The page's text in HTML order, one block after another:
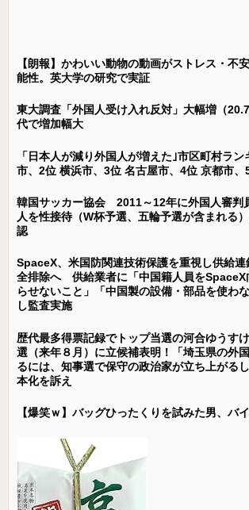
【朗報】かわいい動物の動画がストレス・不
能性。英大学の研究で実証
東大調査「外国人受け入れ反対」大幅増（
代で増加幅大
「日本人が減り外国人が増えた｣市区町村ラ
市、2位 横浜市、3位 名古屋市、4位 京都市、
韓国サッカー協会 2011～12年に外国人審判
人を性接待（W杯予選、五輪予選が含まれる
認
SpaceX、米国防関連技術保護を重視し供給
全排除へ 供給業者に「中国籍人員をSpaceX
らせないこと」「中国製の設備・部品を使わ
し監査実施
歴代最多得票記録でトップ当選の河合ゆうす
選（来年８月）に立候補表明！「埼玉県の外
るには、知事選で保守の政治家が立ち上がる
本化を訴え
【爆笑ｗ】バッグひったくりを試みた男、バ